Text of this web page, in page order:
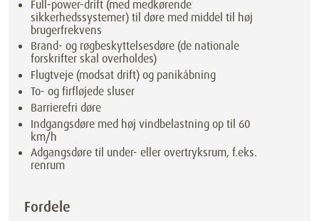
Full-power-drift (med medkørende
sikkerhedssystemer) til døre med middel til høj
brugerfrekvens
Brand- og røgbeskyttelsesdøre (de nationale
forskrifter skal overholdes)
Flugtveje (modsat drift) og panikåbning
To- og firfløjede sluser
Barrierefri døre
Indgangsdøre med høj vindbelastning op til 60
km/h
Adgangsdøre til under- eller overtryksrum, f.eks.
renrum
Fordele